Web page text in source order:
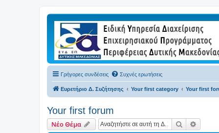
Γρήγορες συνδέσεις Συχνές ερωτήσεις
Ευρετήριο Δ. Συζήτησης Your first category Your first
Your first forum
Νέο Θέμα Αναζήτηση